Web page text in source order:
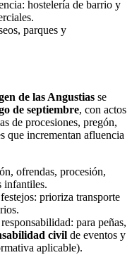
hostelería de barrio y
parques y
de las Angustias se
de septiembre, con actos
de procesiones, pregón,
que incrementan afluencia
ofrendas, procesión,
infantiles.
prioriza transporte
para peñas,
civil de eventos y
aplicable).